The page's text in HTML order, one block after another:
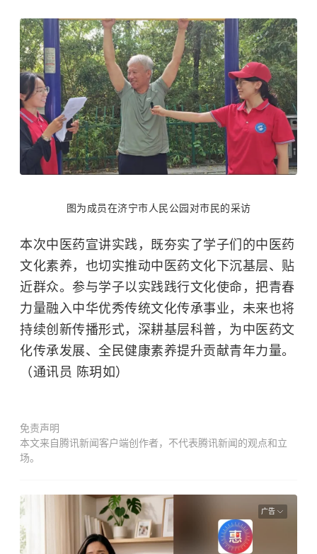
图为成员在济宁市人民公园对市民的采访
本次中医药宣讲实践，既夯实了学子们的中医药
文化素养，也切实推动中医药文化下沉基层、贴
近群众。参与学子以实践践行文化使命，把青春
力量融入中华优秀传统文化传承事业，未来也将
持续创新传播形式，深耕基层科普，为中医药文
化传承发展、全民健康素养提升贡献青年力量。
（通讯员 陈玥如）
免责声明
本文来自腾讯新闻客户端创作者，不代表腾讯新闻的观点和立
场。
广告